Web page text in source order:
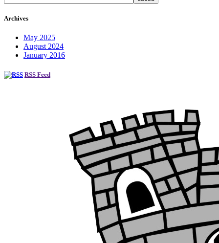
Archives
May 2025
August 2024
January 2016
RSS Feed